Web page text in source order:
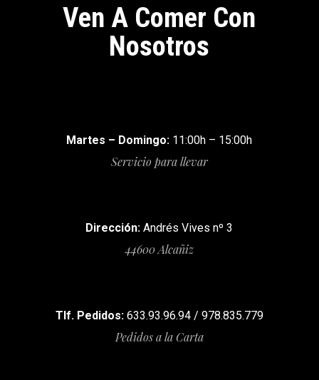
Ven A Comer Con
Nosotros
Martes – Domingo: 11:00h – 15:00h
Servicio para llevar
Dirección: Andrés Vives nº 3
44600 Alcañiz
Tlf. Pedidos:633.93.96.94 / 978.835.779
Pedidos a la Carta